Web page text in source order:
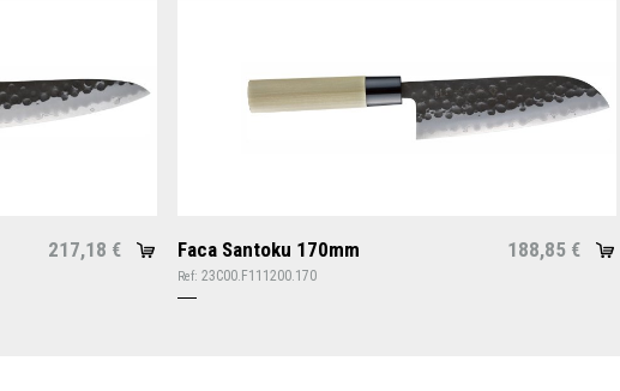
217,18 € Faca Santoku 170mm 188,85 €
Ref: 23C00.F111200.170